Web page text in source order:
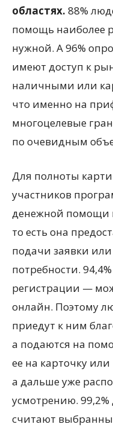
областях. 88%
помощь наиболее
нужной. А 96%
имеют доступ к
наличными или
что именно на
многоцелевые
по очевидным
Для полноты
участников
денежной помощи
то есть она
подачи заявки
потребности.
регистрации —
онлайн. Поэтому
приедут к ним
а подаются на
ее на карточку
а дальше уже
усмотрению.
считают